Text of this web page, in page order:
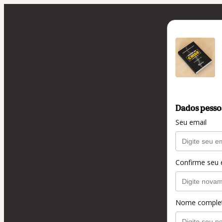
Dados
Seu email
Confirme seu
Nome